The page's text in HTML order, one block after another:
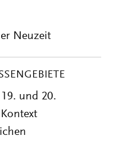
Neuzeit
und 20.